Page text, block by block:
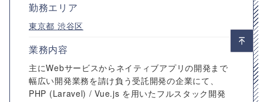
勤務エリア
東京都 渋谷区
業務内容
主にWebサービスからネイティブアプリの開発まで
幅広い開発業務を請け負う受託開発の企業にて、
PHP (Laravel) / Vue.js を用いたフルスタック開発